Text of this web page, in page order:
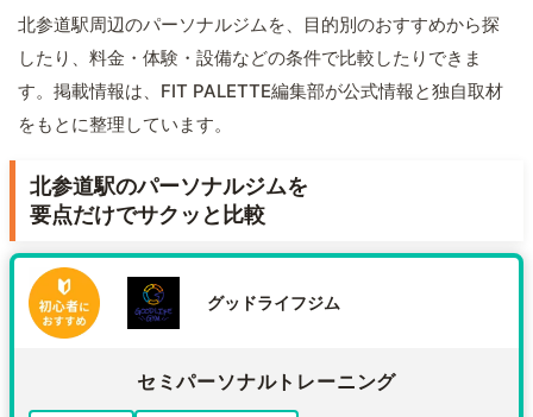
北参道駅周辺のパーソナルジムを、目的別のおすすめから探
したり、料金・体験・設備などの条件で比較したりできま
す。掲載情報は、FIT PALETTE編集部が公式情報と独自取材
をもとに整理しています。
北参道駅のパーソナルジムを
要点だけでサクッと比較
グッドライフジム
セミパーソナルトレーニング